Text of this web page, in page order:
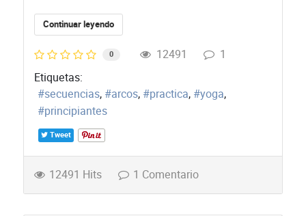
Continuar leyendo
0 12491
1
Etiquetas:
secuencias
arcos practica
yoga
principiantes
Tweet
12491 Hits 1 Comentario